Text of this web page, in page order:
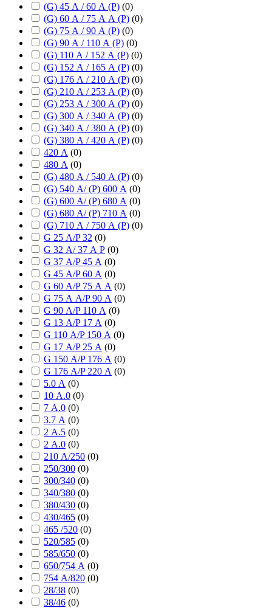
(G) 45 А / 60 А (P) (0)
(G) 60 А / 75 А А (P) (0)
(G) 75 А / 90 А (P) (0)
(G) 90 А / 110 А (P) (0)
(G) 110 А / 152 А (P) (0)
(G) 152 А / 165 А (P) (0)
(G) 176 А / 210 А (P) (0)
(G) 210 А / 253 А (P) (0)
(G) 253 А / 300 А (P) (0)
(G) 300 А / 340 А (P) (0)
(G) 340 А / 380 А (P) (0)
(G) 380 А / 420 А (P) (0)
420 А (0)
480 А (0)
(G) 480 А / 540 А (P) (0)
(G) 540 А/ (P) 600 А (0)
(G) 600 А/ (P) 680 А (0)
(G) 680 А/ (P) 710 А (0)
(G) 710 А / 750 А (P) (0)
G 25 А/P 32 (0)
G 32 А/ 37 А P (0)
G 37 А/P 45 А (0)
G 45 А/P 60 А (0)
G 60 А/P 75 А А (0)
G 75 А А/P 90 А (0)
G 90 А/P 110 А (0)
G 13 А/P 17 А (0)
G 110 А/P 150 А (0)
G 17 А/P 25 А (0)
G 150 А/P 176 А (0)
G 176 А/P 220 А (0)
5.0 А (0)
10 А.0 (0)
7 А.0 (0)
3.7 А (0)
2 А.5 (0)
2 А.0 (0)
210 А/250 (0)
250/300 (0)
300/340 (0)
340/380 (0)
380/430 (0)
430/465 (0)
465 /520 (0)
520/585 (0)
585/650 (0)
650/754 А (0)
754 А/820 (0)
28/38 (0)
38/46 (0)